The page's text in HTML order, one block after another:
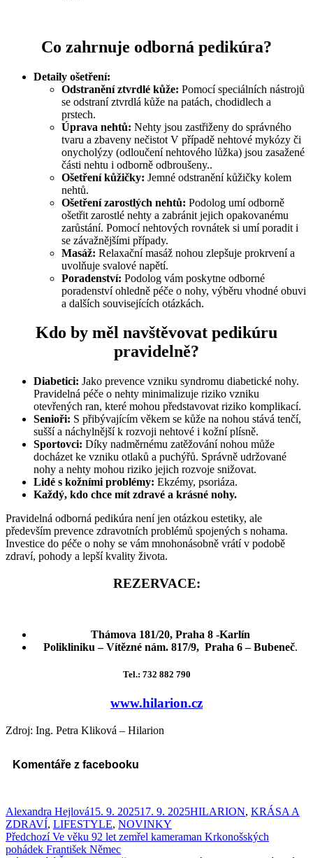
Co zahrnuje odborná pedikúra?
Detaily ošetření:
Odstranění ztvrdlé kůže: Pomocí speciálních nástrojů
se odstraní ztvrdlá kůže na patách, chodidlech a
prstech.
Úprava nehtů: Nehty jsou zastřiženy do správného
tvaru a zbaveny nečistot V případě nehtové mykózy či
onycholýzy (odloučení nehtového lůžka) jsou zasažené
části nehtu i odborně odbroušeny..
Ošetření kůžičky: Jemné odstranění kůžičky kolem
nehtů.
Ošetření zarostlých nehtů: Podolog umí odborně
ošetřit zarostlé nehty a zabránit jejich opakovanému
zarůstání. Pomocí nehtových rovnátek si umí poradit i
se závažnějšími případy.
Masáž: Relaxační masáž nohou zlepšuje prokrvení a
uvolňuje svalové napětí.
Poradenství: Podolog vám poskytne odborné
poradenství ohledně péče o nohy, výběru vhodné obuvi
a dalších souvisejících otázkách.
Kdo by měl navštěvovat pedikúru
pravidelně?
Diabetici: Jako prevence vzniku syndromu diabetické nohy.
Pravidelná péče o nehty minimalizuje riziko vzniku
otevřených ran, které mohou představovat riziko komplikací.
Senioři: S přibývajícím věkem se kůže na nohou stává tenčí,
sušší a náchylnější k rozvoji nehtové i kožní plísně.
Sportovci: Díky nadměrnému zatěžování nohou může
docházet ke vzniku otlaků a puchýřů. Správně udržované
nohy a nehty mohou riziko jejich rozvoje snižovat.
Lidé s kožními problémy: Ekzémy, psoriáza.
Každý, kdo chce mít zdravé a krásné nohy.
Pravidelná odborná pedikúra není jen otázkou estetiky, ale
především prevence zdravotních problémů spojených s nohama.
Investice do péče o nohy se vám mnohonásobně vrátí v podobě
zdraví, pohody a lepší kvality života.
REZERVACE:
Thámova 181/20, Praha 8 -Karlín
Polikliniku – Vítězné nám. 817/9, Praha 6 – Bubeneč.
Tel.: 732 882 790
www.hilarion.cz
Zdroj: Ing. Petra Kliková – Hilarion
Komentáře z facebooku
Autor:
Alexandra HejlováPublikováno:
15. 9. 202517. 9. 2025Rubriky:
HILARION, KRÁSA A
ZDRAVÍ, LIFESTYLE, NOVINKY
Navigace
Předchozí Předchozí
příspěvek:
Ve věku 92 let zemřel kameraman Krkonošských
pohádek František Němec